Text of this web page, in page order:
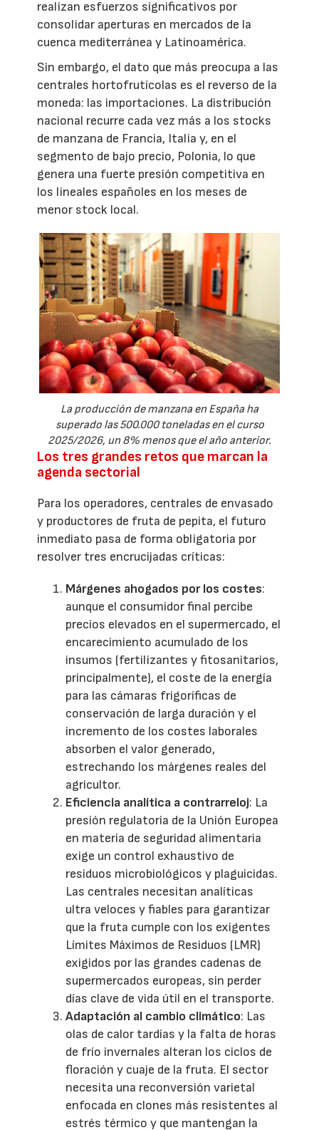
realizan esfuerzos significativos por
consolidar aperturas en mercados de la
cuenca mediterránea y Latinoamérica.
Sin embargo, el dato que más preocupa a las
centrales hortofrutícolas es el reverso de la
moneda: las importaciones. La distribución
nacional recurre cada vez más a los stocks
de manzana de Francia, Italia y, en el
segmento de bajo precio, Polonia, lo que
genera una fuerte presión competitiva en
los lineales españoles en los meses de
menor stock local.
La producción de manzana en España ha
superado las 500.000 toneladas en el curso
2025/2026, un 8% menos que el año anterior.
Los tres grandes retos que marcan la
agenda sectorial
Para los operadores, centrales de envasado
y productores de fruta de pepita, el futuro
inmediato pasa de forma obligatoria por
resolver tres encrucijadas críticas:
Márgenes ahogados por los costes:
aunque el consumidor final percibe
precios elevados en el supermercado, el
encarecimiento acumulado de los
insumos (fertilizantes y fitosanitarios,
principalmente), el coste de la energía
para las cámaras frigoríficas de
conservación de larga duración y el
incremento de los costes laborales
absorben el valor generado,
estrechando los márgenes reales del
agricultor.
Eficiencia analítica a contrarreloj: La
presión regulatoria de la Unión Europea
en materia de seguridad alimentaria
exige un control exhaustivo de
residuos microbiológicos y plaguicidas.
Las centrales necesitan analíticas
ultra veloces y fiables para garantizar
que la fruta cumple con los exigentes
Límites Máximos de Residuos (LMR)
exigidos por las grandes cadenas de
supermercados europeas, sin perder
días clave de vida útil en el transporte.
Adaptación al cambio climático: Las
olas de calor tardías y la falta de horas
de frío invernales alteran los ciclos de
floración y cuaje de la fruta. El sector
necesita una reconversión varietal
enfocada en clones más resistentes al
estrés térmico y que mantengan la